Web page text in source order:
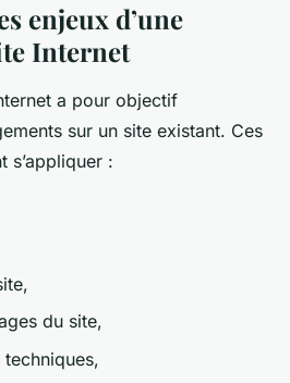
enjeux d’une
Internet
a pour objectif
sur un site existant. Ces
s’appliquer :
du site,